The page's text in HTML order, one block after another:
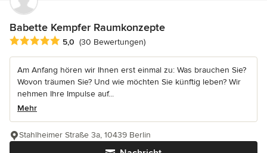
Babette Kempfer Raumkonzepte
Durchschnittliche Bewertung: 5 von 5 Sternen
5,0 (30 Bewertungen)
Am Anfang hören wir Ihnen erst einmal zu: Was brauchen Sie?
Wovon träumen Sie? Und wie möchten Sie künftig leben? Wir
nehmen Ihre Impulse auf...
Mehr
Stahlheimer Straße 3a, 10439 Berlin